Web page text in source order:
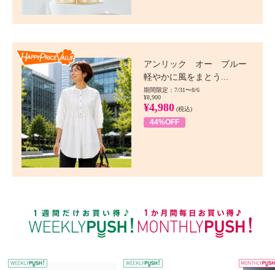
アンリック オー ブルー
軽やかに風をまとう...
期間限定：7/31〜8/6
¥8,900
¥4,980 (税込)
44%OFF
WEEKLY PUSH